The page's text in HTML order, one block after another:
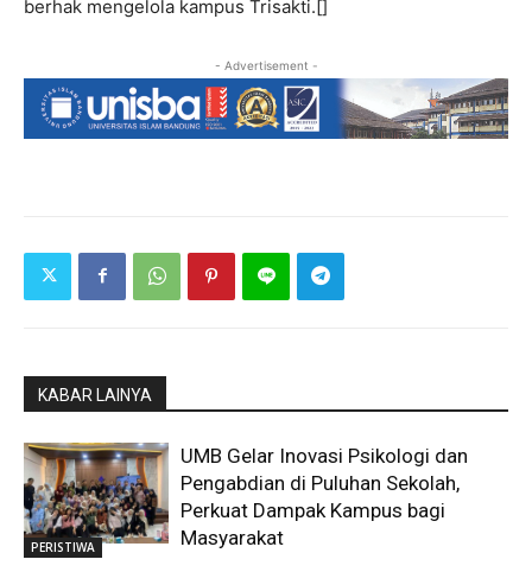
berhak mengelola kampus Trisakti.[]
- Advertisement -
KABAR LAINYA
PERISTIWA
UMB Gelar Inovasi Psikologi dan
Pengabdian di Puluhan Sekolah,
Perkuat Dampak Kampus bagi
Masyarakat